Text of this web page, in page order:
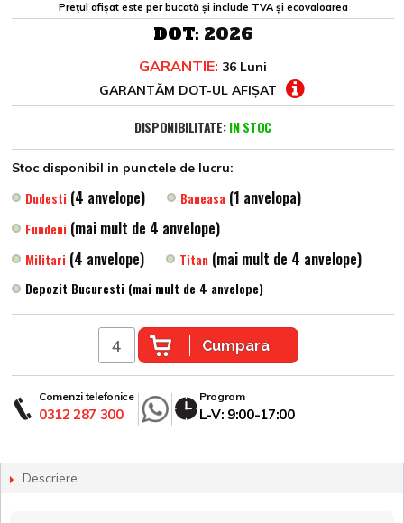
Prețul afișat este per bucată și include TVA și ecovaloarea
DOT: 2026
GARANTIE: 36 Luni
GARANTĂM DOT-UL AFIȘAT
DISPONIBILITATE: IN STOC
Stoc disponibil in punctele de lucru:
Dudesti (4 anvelope) Baneasa (1 anvelopa)
Fundeni (mai mult de 4 anvelope)
Militari (4 anvelope) Titan (mai mult de 4 anvelope)
Depozit Bucuresti (mai mult de 4 anvelope)
Cumpara
Comenzi telefonice
0312 287 300
Program
L-V: 9:00-17:00
Descriere